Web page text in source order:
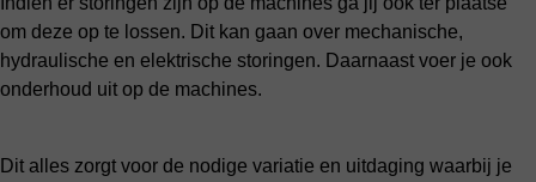
om deze op te lossen. Dit kan gaan over mechanische,
hydraulische en elektrische storingen. Daarnaast voer je ook
onderhoud uit op de machines.
Dit alles zorgt voor de nodige variatie en uitdaging waarbij je